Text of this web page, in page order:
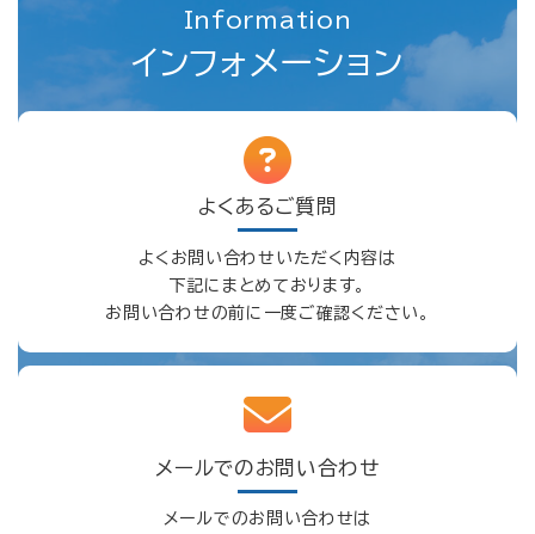
インフォメーション
Information
よくあるご質問
よくお問い合わせいただく内容は
下記にまとめております。
お問い合わせの前に一度ご確認ください。
メールでのお問い合わせ
メールでのお問い合わせは